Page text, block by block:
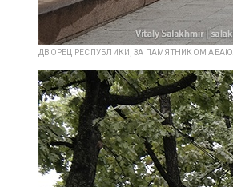
ДВОРЕЦ РЕСПУБЛИКИ, ЗА ПАМЯТНИКОМ АБАЮ.